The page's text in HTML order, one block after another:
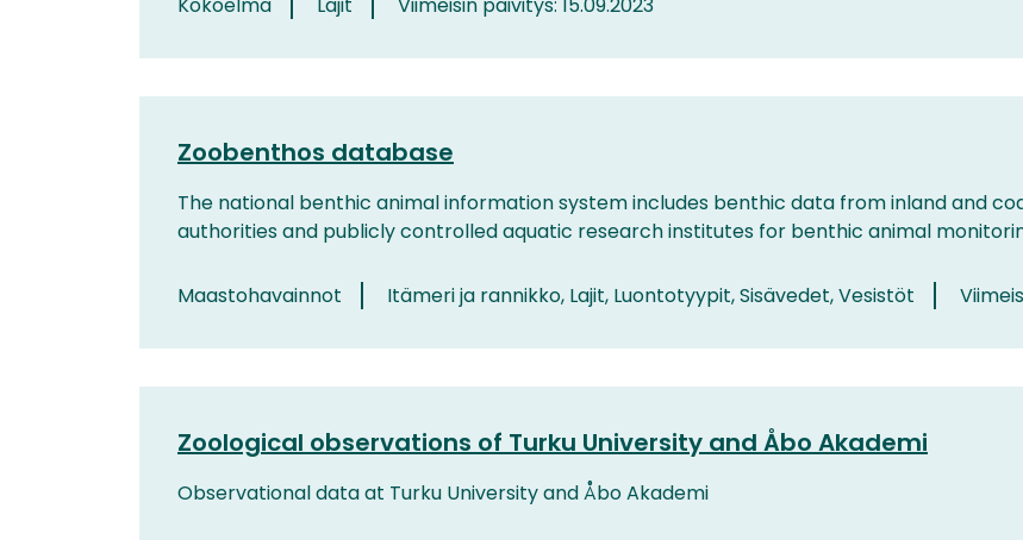
Zoobenthos database
The national benthic animal information system includes benthic data from inland and
authorities and publicly controlled aquatic research institutes for benthic animal
Maastohavainnot Itämeri ja rannikko, Lajit, Luontotyypit, Sisävedet, Vesistöt
Zoological observations of Turku University and Åbo Akademi
Observational data at Turku University and Åbo Akademi